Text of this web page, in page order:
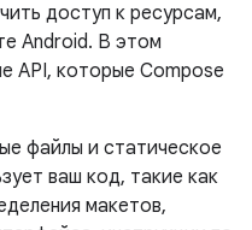
доступ к ресурсам,
Android. В этом
API, которые Compose
файлы и статическое
ваш код, такие как
макетов,